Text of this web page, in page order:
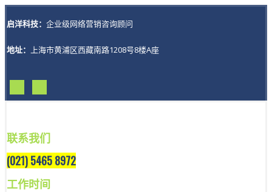
启洋科技： 企业级网络营销咨询顾问
地址： 上海市黄浦区西藏南路1208号8楼A座
联系我们
(021) 5465 8972
工作时间